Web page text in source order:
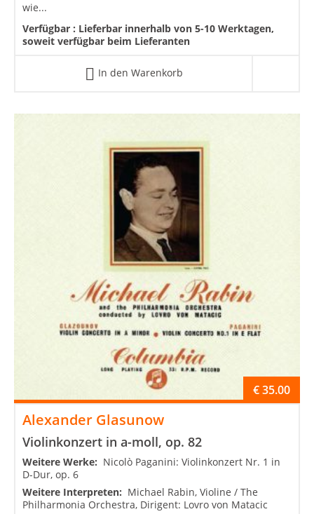
wie...
Verfügbar : Lieferbar innerhalb von 5-10 Werktagen,
soweit verfügbar beim Lieferanten
In den Warenkorb
Alexander Glasunow
Violinkonzert in a-moll, op. 82
€35.00
Weitere Werke: Nicolò Paganini: Violinkonzert Nr. 1 in
D-Dur, op. 6
Weitere Interpreten: Michael Rabin, Violine / The
Philharmonia Orchestra, Dirigent: Lovro von Matacic